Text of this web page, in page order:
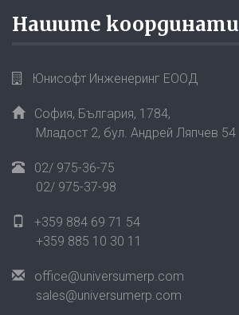
Нашите координати
Юнисофт Инженеринг ЕООД
София, България, 1784,
Младост 2, бул. Андрей Ляпчев 54
02/ 975-36-75
02/ 975-37-98
+359 884 69 71 54
+359 885 10 30 11
office@universumerp.com
sales@universumerp.com